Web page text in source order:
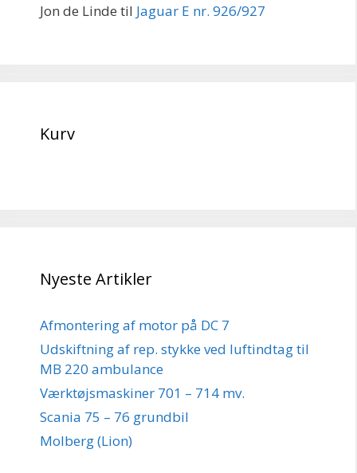
Jon de Linde til Jaguar E nr. 926/927
Kurv
Nyeste Artikler
Afmontering af motor på DC 7
Udskiftning af rep. stykke ved luftindtag til
MB 220 ambulance
Værktøjsmaskiner 701 – 714 mv.
Scania 75 – 76 grundbil
Molberg (Lion)